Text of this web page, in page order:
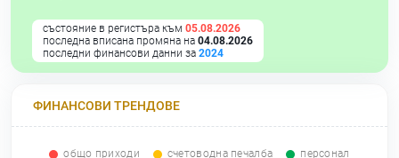
състояние в регистъра към 05.08.2026
последна вписана промяна на 04.08.2026
последни финансови данни за 2024
ФИНАНСОВИ ТРЕНДОВЕ
общо приходи счетоводна печалба персонал